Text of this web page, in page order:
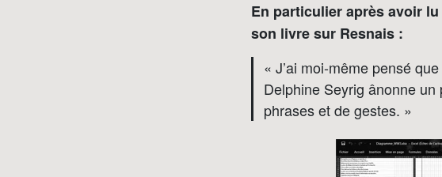
En particulier après avoir
son livre sur Resnais :
« J’ai moi-même pensé
Delphine Seyrig ânonne
phrases et de gestes. »